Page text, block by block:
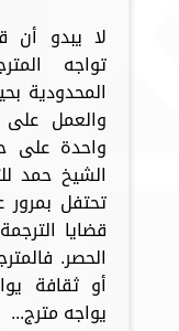
لا يبدو أن
تواجه
المحدودية
والعمل
واحدة على
الشيخ حمد
تحتفل
قضايا
الحصر.
أو ثقافة
يواجه مترج...